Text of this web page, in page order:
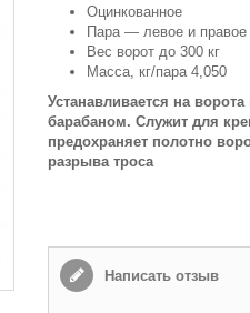
Оцинкованное
Пара — левое и правое
Вес ворот до 300 кг
Масса, кг/пара 4,050
Устанавливается на
барабаном. Служит для
предохраняет полотно
разрыва троса
Написать отзыв
стоимость доставки по
при получении